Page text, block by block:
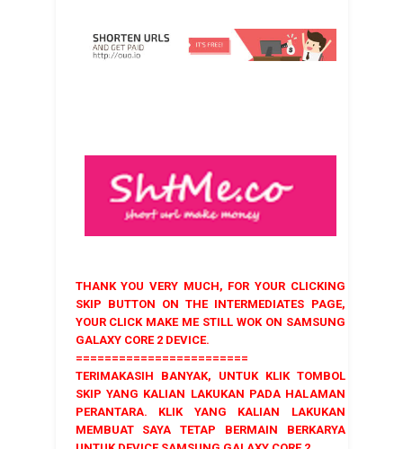
THANK YOU VERY MUCH, FOR YOUR CLICKING
SKIP BUTTON ON THE INTERMEDIATES PAGE,
YOUR CLICK MAKE ME STILL WOK ON SAMSUNG
GALAXY CORE 2 DEVICE.
========================
TERIMAKASIH BANYAK, UNTUK KLIK TOMBOL
SKIP YANG KALIAN LAKUKAN PADA HALAMAN
PERANTARA. KLIK YANG KALIAN LAKUKAN
MEMBUAT SAYA TETAP BERMAIN BERKARYA